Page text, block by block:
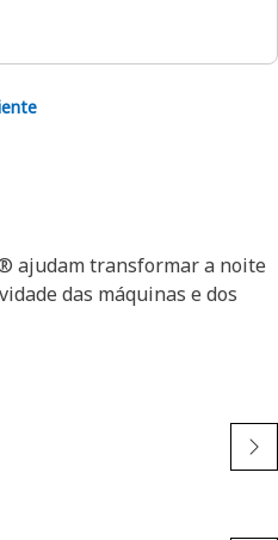
ajudam transformar a noite
das máquinas e dos
tanto das grandes como
a outras máquinas na sua